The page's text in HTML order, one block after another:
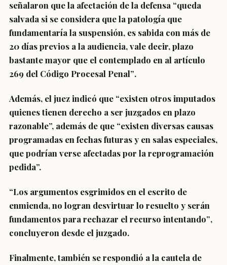
señalaron que la afectación de la defensa “queda
salvada si se considera que la patología que
fundamentaría la suspensión, es sabida con más de
20 días previos a la audiencia, vale decir, plazo
bastante mayor que el contemplado en al artículo
269 del Código Procesal Penal”.
Además, el juez indicó que “existen otros imputados
quienes tienen derecho a ser juzgados en plazo
razonable”, además de que “existen diversas causas
programadas en fechas futuras y en salas especiales,
que podrían verse afectadas por la reprogramación
pedida”.
“Los argumentos esgrimidos en el escrito de
enmienda, no logran desvirtuar lo resuelto y serán
fundamentos para rechazar el recurso intentando”,
concluyeron desde el juzgado.
Finalmente, también se respondió a la cautela de